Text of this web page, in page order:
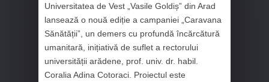
Universitatea de Vest „Vasile Goldiș” din Arad
lansează o nouă ediție a campaniei „Caravana
Sănătății”, un demers cu profundă încărcătură
umanitară, inițiativă de suflet a rectorului
universității arădene, prof. univ. dr. habil.
Coralia Adina Cotoraci. Proiectul este